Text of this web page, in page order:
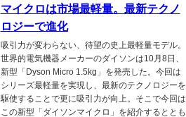
マイクロは市場最軽量。最新テクノ
ロジーで進化
吸引力が変わらない、待望の史上最軽量モデル。
世界的電気機器メーカーのダイソンは10月8日、
新型「Dyson Micro 1.5kg」を発売した。今回は
シリーズ最軽量を実現し、最新のテクノロジーを
駆使することで更に吸引力が向上。そこで今回は
この新型「ダイソンマイクロ」を紹介するととも